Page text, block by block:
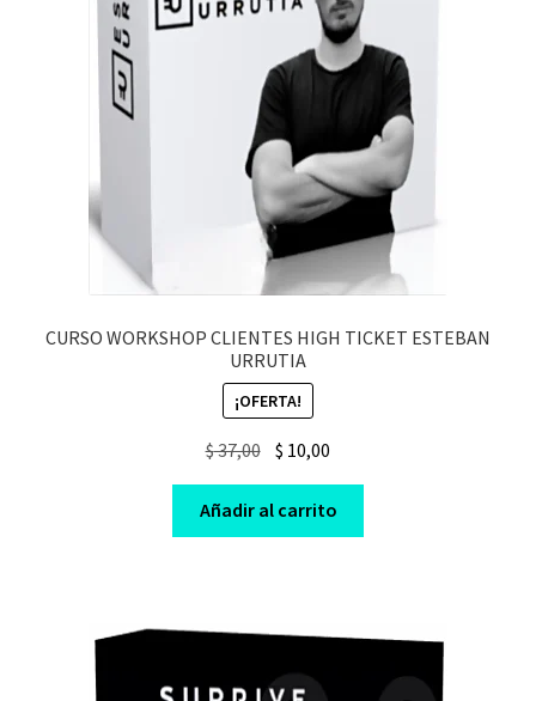
CURSO WORKSHOP CLIENTES HIGH TICKET ESTEBAN
URRUTIA
¡OFERTA!
$37,00 Original
was:
$ 37,00.
$ 10,00
is:
$ 10,00.
Añadir al carrito